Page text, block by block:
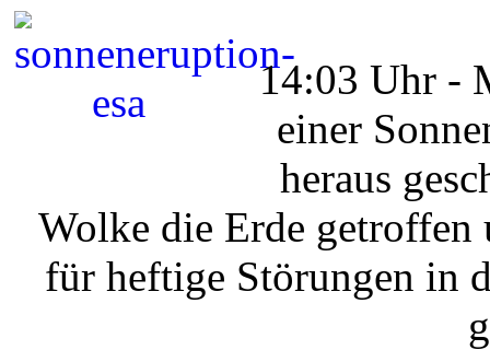
14:03 Uhr -
einer
heraus
Wolke die Erde
für heftige Störungen in